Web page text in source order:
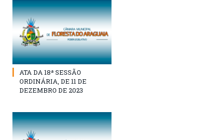
ATA DA 18ª SESSÃO
ORDINÁRIA, DE 11 DE
DEZEMBRO DE 2023